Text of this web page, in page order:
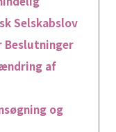
Selskabslov
af
og